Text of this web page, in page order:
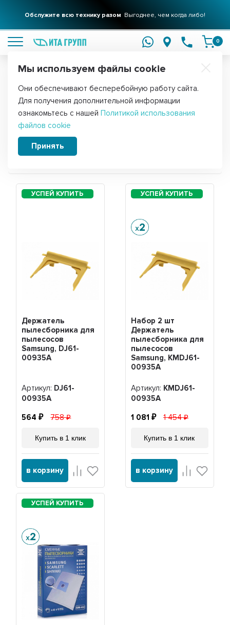
Обслужите всю технику разом Выгоднее, чем когда либо!
0
Главная
Запчасти для пылесоса Samsung
SC4110
Держатель
пылесборника для
пылесосов
Samsung, DJ61-
00935A
Артикул: DJ61-
00935A
564 758
Купить в 1 клик
в корзину
Набор 2 шт
Держатель
пылесборника для
пылесосов
Samsung, KMDJ61-
00935A
Артикул: KMDJ61-
00935A
1 081 1 454
Купить в 1 клик
в корзину
Мы используем файлы cookie
Они обеспечивают бесперебойную работу сайта.
Для получения дополнительной информации
ознакомьтесь с нашей Политикой использования
файлов cookie
Принять